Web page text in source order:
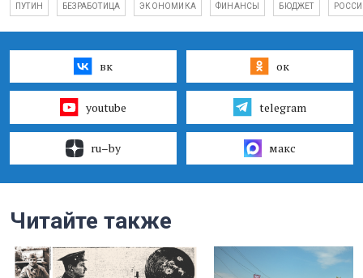
ПУТИН БЕЗРАБОТИЦА ЭКОНОМИКА ФИНАНСЫ БЮДЖЕТ
вк ок
youtube telegram
ru–by макс
Читайте также